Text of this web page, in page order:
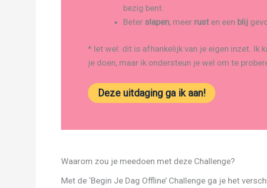
bezig bent.
Beter slapen, meer rust en een blij
* let wel: dit is afhankelijk van je eigen inzet. Ik
je doen, maar ik ondersteun je wel om te
Deze uitdaging ga ik aan!
Waarom zou je meedoen met deze Challenge?
Met de ‘Begin Je Dag Offline’ Challenge ga je het